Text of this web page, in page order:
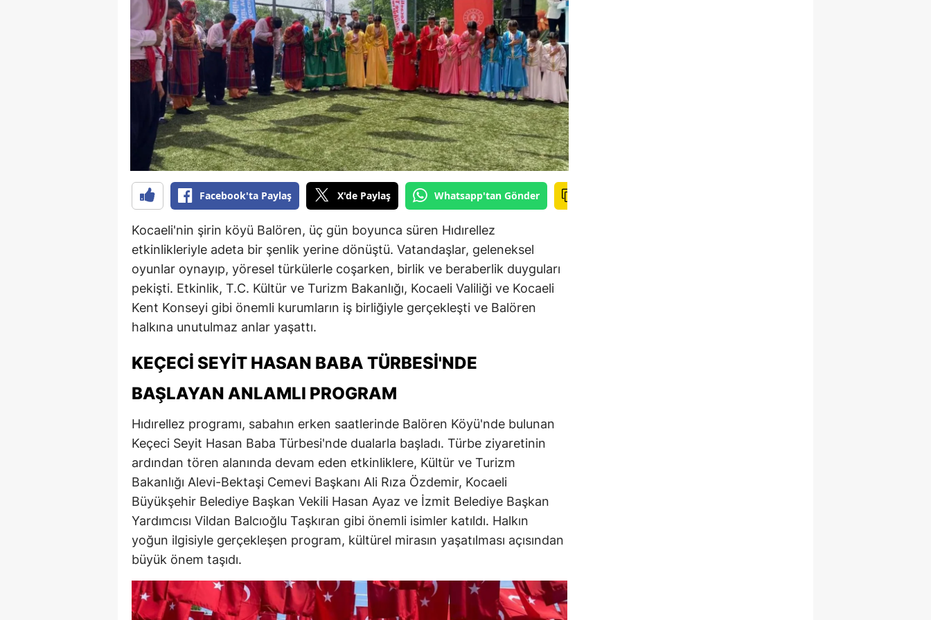
Bilecik
Bingöl
Bitlis
Bolu
Burdur
Bursa
Çanakkale
Çankırı
Çorum
Denizli
Edirne
Elazığ
Erzincan
Eskişehir
Gaziantep
Giresun
Gümüşhane
Hatay
Isparta
Facebook'ta Paylaş X'de Paylaş Whatsapp'tan Gönder
Kocaeli'nin şirin köyü Balören, üç gün boyunca süren Hıdırellez
etkinlikleriyle adeta bir şenlik yerine dönüştü. Vatandaşlar, geleneksel
oyunlar oynayıp, yöresel türkülerle coşarken, birlik ve beraberlik duyguları
pekişti. Etkinlik, T.C. Kültür ve Turizm Bakanlığı, Kocaeli Valiliği ve Kocaeli
Kent Konseyi gibi önemli kurumların iş birliğiyle gerçekleşti ve Balören
halkına unutulmaz anlar yaşattı.
KEÇECI SEYIT HASAN BABA TÜRBESI'NDE
BAŞLAYAN ANLAMLI PROGRAM
Hıdırellez programı, sabahın erken saatlerinde Balören Köyü'nde bulunan
Keçeci Seyit Hasan Baba Türbesi'nde dualarla başladı. Türbe ziyaretinin
ardından tören alanında devam eden etkinliklere, Kültür ve Turizm
Bakanlığı Alevi-Bektaşi Cemevi Başkanı Ali Rıza Özdemir, Kocaeli
Büyükşehir Belediye Başkan Vekili Hasan Ayaz ve İzmit Belediye Başkan
Yardımcısı Vildan Balcıoğlu Taşkıran gibi önemli isimler katıldı. Halkın
yoğun ilgisiyle gerçekleşen program, kültürel mirasın yaşatılması açısından
büyük önem taşıdı.